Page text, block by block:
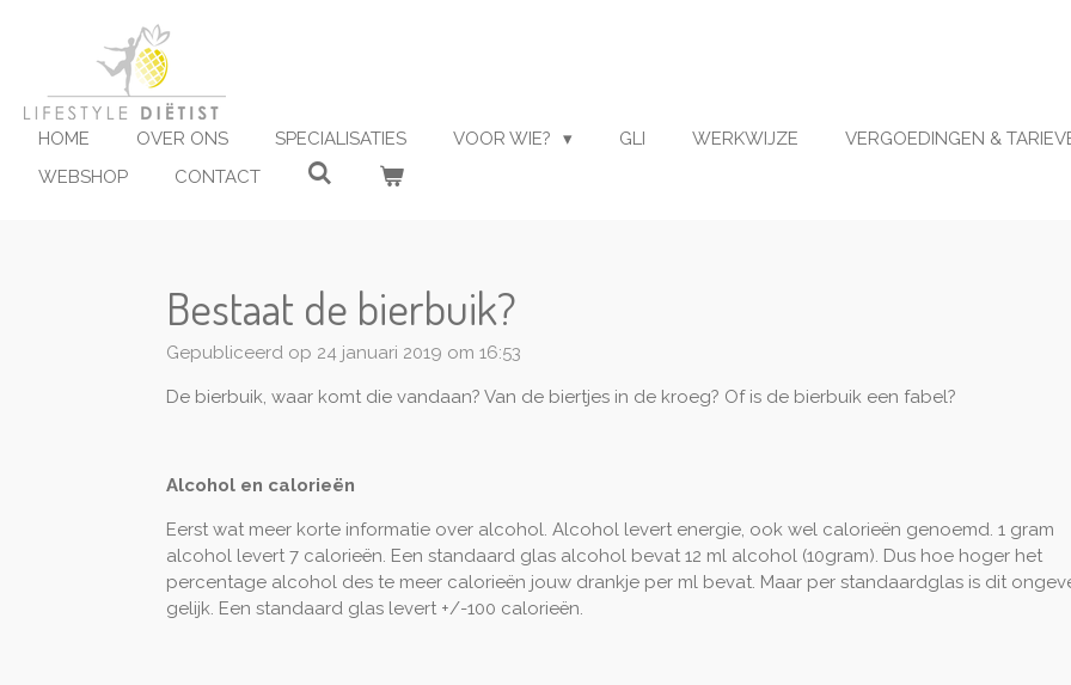
de
hoofdinhoud
HOME OVER ONS SPECIALISATIES VOOR WIE? GLI WERKWIJZE
VERGOEDINGEN &
WEBSHOP
CONTACT
Bestaat de bierbuik?
Gepubliceerd op 24 januari 2019 om 16:53
De bierbuik, waar komt die vandaan? Van de biertjes in de kroeg? Of is de bierbuik een fabel?
Alcohol en calorieën
Eerst wat meer korte informatie over alcohol. Alcohol levert energie, ook wel calorieën genoemd. 1 gram
alcohol levert 7 calorieën. Een standaard glas alcohol bevat 12 ml alcohol (10gram). Dus hoe hoger het
percentage alcohol des te meer calorieën jouw drankje per ml bevat. Maar per standaardglas is dit
gelijk. Een standaard glas levert +/-100 calorieën.